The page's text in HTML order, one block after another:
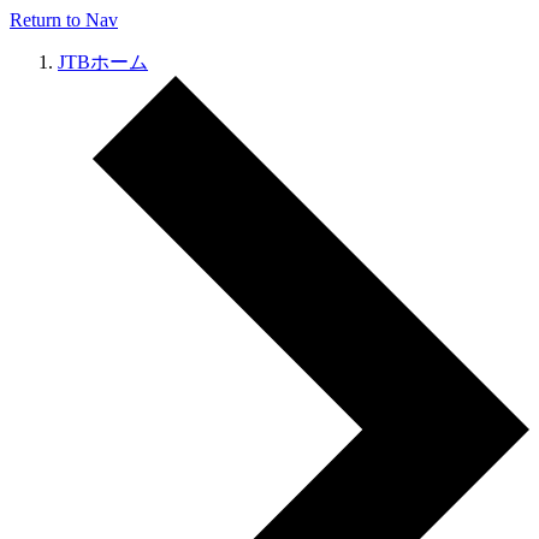
Return to Nav
JTBホーム